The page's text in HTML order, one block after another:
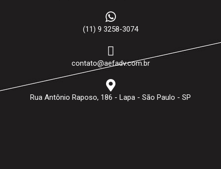
(11) 9 3258-3074
contato@aefadv.com.br
Rua Antônio Raposo, 186 - Lapa - São Paulo - SP